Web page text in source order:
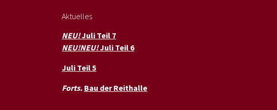
Aktuelles
NEU!Juli Teil 7
NEU!NEU!Juli Teil 6
Juli Teil 5
Forts. Bau der Reithalle